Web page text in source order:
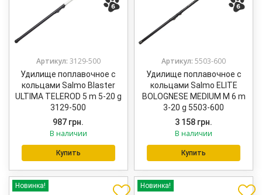
Артикул: 3129-500
Удилище поплавочное с
кольцами Salmo Blaster
ULTIMA TELEROD 5 m 5-20 g
3129-500
987 грн.
В наличии
Купить
Артикул:5503-600
Удилище поплавочное с
кольцами Salmo ELITE
BOLOGNESE MEDIUM M 6 m
3-20 g 5503-600
3 158 грн.
В наличии
Купить
Новинка! Новинка!